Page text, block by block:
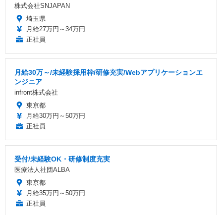
株式会社SNJAPAN
埼玉県
月給27万円～34万円
正社員
月給30万～/未経験採用枠/研修充実/Webアプリケーションエ
ンジニア
infront株式会社
東京都
月給30万円～50万円
正社員
受付/未経験OK・研修制度充実
医療法人社団ALBA
東京都
月給35万円～50万円
正社員